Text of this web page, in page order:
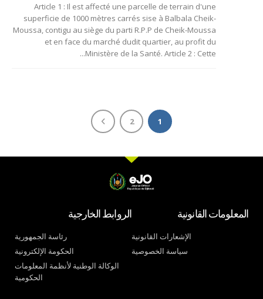
Article 1 : Il est affecté une parcelle de terrain d'une
superficie de 1000 mètres carrés sise à Balbala Cheik-
Moussa, contigu au siège du parti R.P.P de Cheik-Moussa
et en face du marché dudit quartier, au profit du
Ministère de la Santé. Article 2 : Cette...
1
2
المعلومات القانونية
الإشعارات القانونية
سياسة الخصوصية
الروابط الخارجية
رئاسة الجمهورية
الحكومة الإلكترونية
الوكالة الوطنية لأنظمة المعلومات
الحكومية